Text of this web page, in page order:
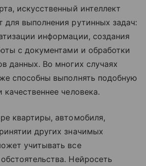
искусственный интеллект
для выполнения рутинных задач:
информации, создания
с документами и обработки
данных. Во многих случаях
способны выполнять подобную
человека.
квартиры, автомобиля,
других значимых
учитывать все
Нейросеть